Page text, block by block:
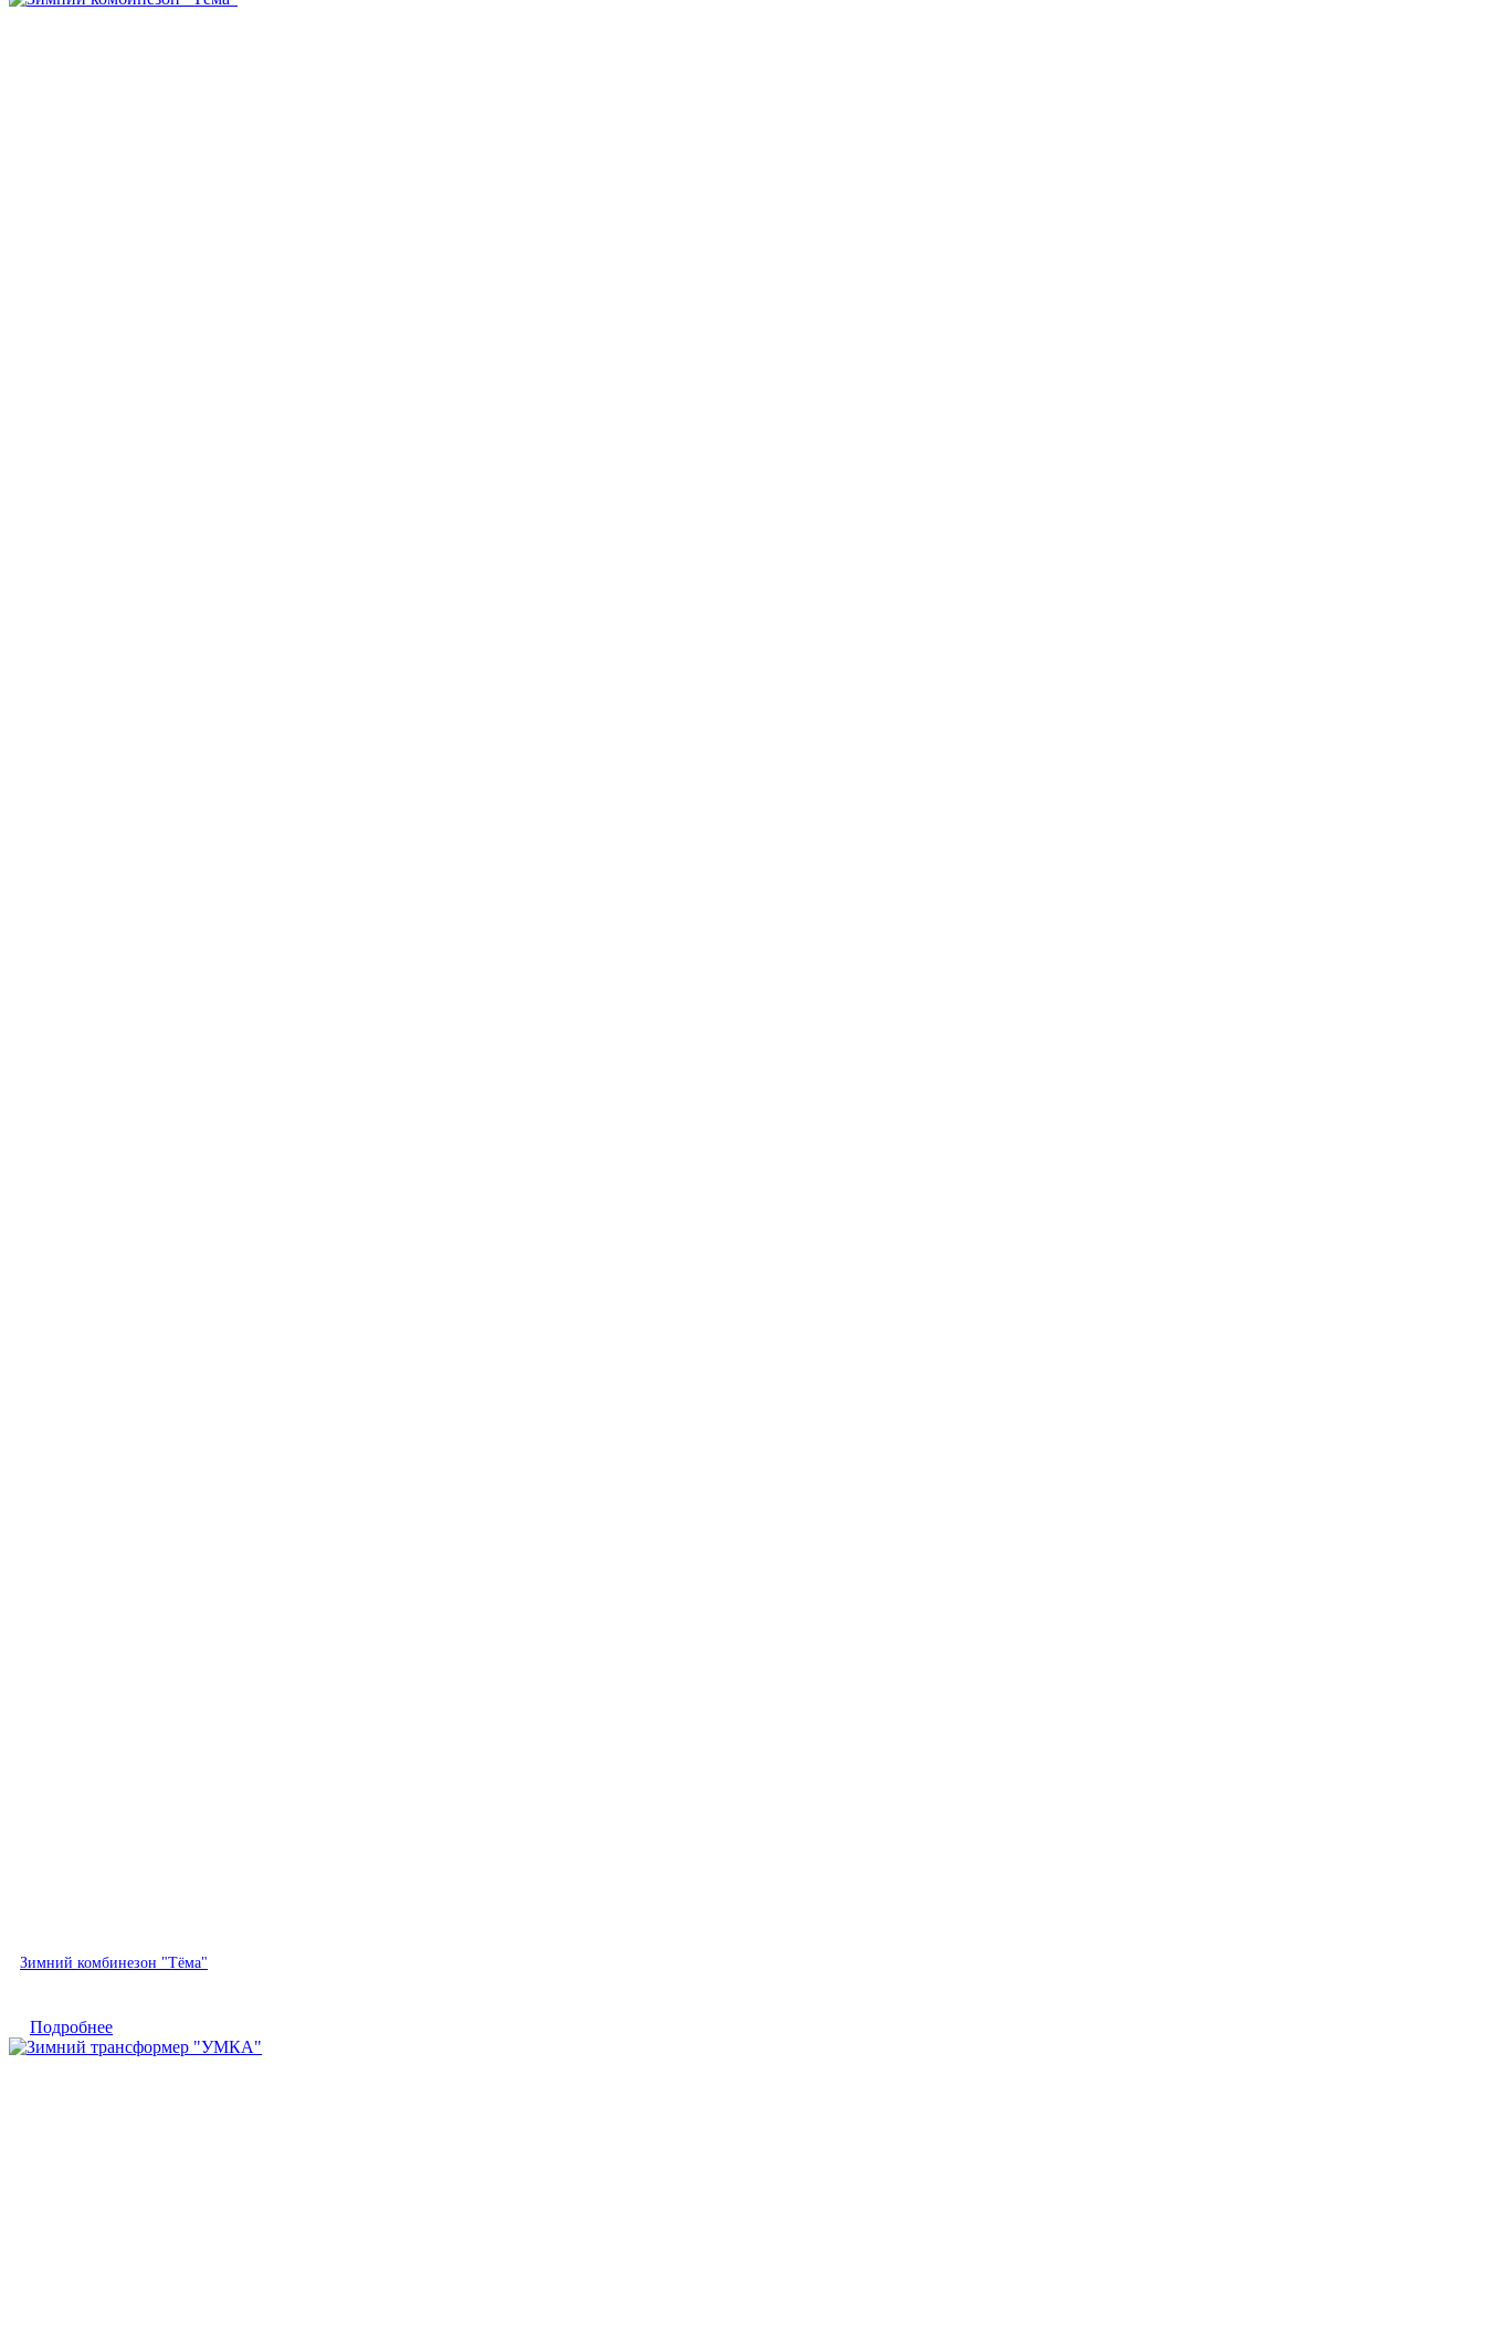
Зимний комбинезон "Тёма"
Подробнее